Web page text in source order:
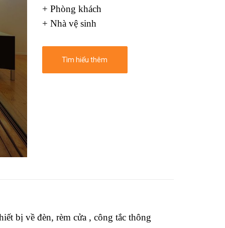
+ Phòng khách
+ Nhà vệ sinh
Tìm hiểu thêm
bị về đèn, rèm cửa , công tắc thông